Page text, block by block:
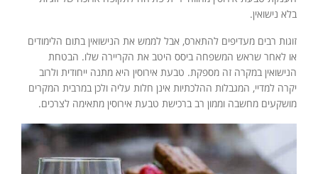
בלא נישואין.
זוגות רבים מעדיפים להתארס, אבל לממש את הנישואין בתום הלימודים
או לאחר שראש המשפחה ביסס היטב את הקריירה שלו. הבטחת
הנישואין במקרה זה מספקת. טבעת אירוסין היא מתנה ייחודית ולרוב
יקרה למדיי, המגבלות ההלכתיות אינן חלות עליה ולכן במרבית המקרים
מושקעים מחשבה וממון רב ברכישת טבעת אירוסין מתאימה לצרכים.